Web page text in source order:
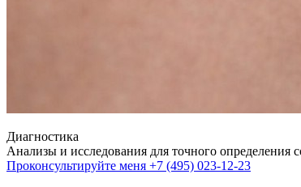
Диагностика
Анализы и исследования для точного определения
Проконсультируйте меня +7 (495) 023-12-23